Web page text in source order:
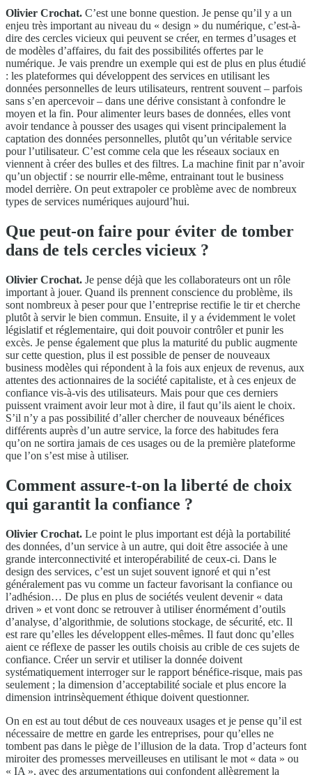
Olivier Crochat. C’est une bonne question. Je pense qu’il y a un
enjeu très important au niveau du « design » du numérique, c’est-à-
dire des cercles vicieux qui peuvent se créer, en termes d’usages et
de modèles d’affaires, du fait des possibilités offertes par le
numérique. Je vais prendre un exemple qui est de plus en plus étudié
: les plateformes qui développent des services en utilisant les
données personnelles de leurs utilisateurs, rentrent souvent – parfois
sans s’en apercevoir – dans une dérive consistant à confondre le
moyen et la fin. Pour alimenter leurs bases de données, elles vont
avoir tendance à pousser des usages qui visent principalement la
captation des données personnelles, plutôt qu’un véritable service
pour l’utilisateur. C’est comme cela que les réseaux sociaux en
viennent à créer des bulles et des filtres. La machine finit par n’avoir
qu’un objectif : se nourrir elle-même, entrainant tout le business
model derrière. On peut extrapoler ce problème avec de nombreux
types de services numériques aujourd’hui.
Que peut-on faire pour éviter de tomber
dans de tels cercles vicieux ?
Olivier Crochat. Je pense déjà que les collaborateurs ont un rôle
important à jouer. Quand ils prennent conscience du problème, ils
sont nombreux à peser pour que l’entreprise rectifie le tir et cherche
plutôt à servir le bien commun. Ensuite, il y a évidemment le volet
législatif et réglementaire, qui doit pouvoir contrôler et punir les
excès. Je pense également que plus la maturité du public augmente
sur cette question, plus il est possible de penser de nouveaux
business modèles qui répondent à la fois aux enjeux de revenus, aux
attentes des actionnaires de la société capitaliste, et à ces enjeux de
confiance vis-à-vis des utilisateurs. Mais pour que ces derniers
puissent vraiment avoir leur mot à dire, il faut qu’ils aient le choix.
S’il n’y a pas possibilité d’aller chercher de nouveaux bénéfices
différents auprès d’un autre service, la force des habitudes fera
qu’on ne sortira jamais de ces usages ou de la première plateforme
que l’on s’est mise à utiliser.
Comment assure-t-on la liberté de choix
qui garantit la confiance ?
Olivier Crochat. Le point le plus important est déjà la portabilité
des données, d’un service à un autre, qui doit être associée à une
grande interconnectivité et interopérabilité de ceux-ci. Dans le
design des services, c’est un sujet souvent ignoré et qui n’est
généralement pas vu comme un facteur favorisant la confiance ou
l’adhésion… De plus en plus de sociétés veulent devenir « data
driven » et vont donc se retrouver à utiliser énormément d’outils
d’analyse, d’algorithmie, de solutions stockage, de sécurité, etc. Il
est rare qu’elles les développent elles-mêmes. Il faut donc qu’elles
aient ce réflexe de passer les outils choisis au crible de ces sujets de
confiance. Créer un servir et utiliser la donnée doivent
systématiquement interroger sur le rapport bénéfice-risque, mais pas
seulement ; la dimension d’acceptabilité sociale et plus encore la
dimension intrinsèquement éthique doivent questionner.
On en est au tout début de ces nouveaux usages et je pense qu’il est
nécessaire de mettre en garde les entreprises, pour qu’elles ne
tombent pas dans le piège de l’illusion de la data. Trop d’acteurs font
miroiter des promesses merveilleuses en utilisant le mot « data » ou
« IA », avec des argumentations qui confondent allègrement la